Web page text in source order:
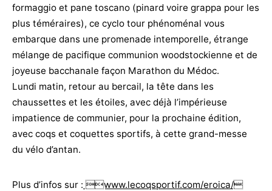
formaggio et pane toscano (pinard voire grappa pour les
plus téméraires), ce cyclo tour phénoménal vous
embarque dans une promenade intemporelle, étrange
mélange de pacifique communion woodstockienne et de
joyeuse bacchanale façon Marathon du Médoc.
Lundi matin, retour au bercail, la tête dans les
chaussettes et les étoiles, avec déjà l’impérieuse
impatience de communier, pour la prochaine édition,
avec coqs et coquettes sportifs, à cette grand-messe
du vélo d’antan.
Plus d’infos sur : www.lecoqsportif.com/eroica/